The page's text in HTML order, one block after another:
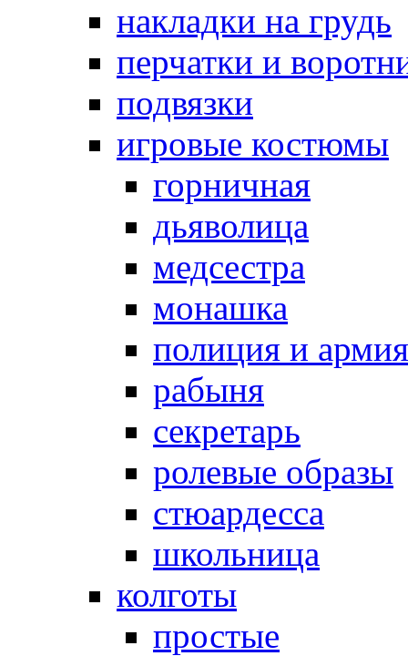
накладки на грудь
перчатки и
подвязки
игровые костюмы
горничная
дьяволица
медсестра
монашка
полиция и армия
рабыня
секретарь
ролевые образы
стюардесса
школьница
колготы
простые